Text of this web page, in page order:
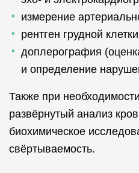
измерение
рентген грудной
доплерография
и определение
Также при
развёрнутый анализ
биохимическое
свёртываемость.